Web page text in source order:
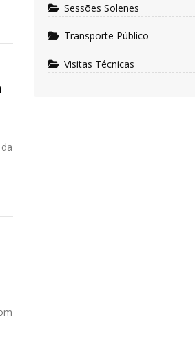
Sessões Solenes
Transporte Público
Visitas Técnicas